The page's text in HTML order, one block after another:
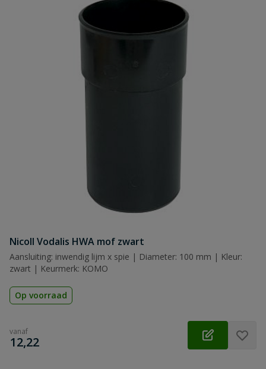
Nicoll Vodalis HWA mof zwart
Aansluiting: inwendig lijm x spie | Diameter: 100 mm | Kleur:
zwart | Keurmerk: KOMO
Op voorraad
vanaf
€
12,22